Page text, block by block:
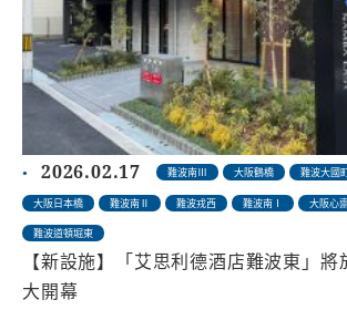
2026.02.17 難波南Ⅲ 大阪鶴橋 難波大國
大阪日本橋 難波南Ⅱ 難波戎西 難波南Ⅰ 大阪心
難波道頓堀東
【新設施】「艾思利德酒店難波東」
大開幕